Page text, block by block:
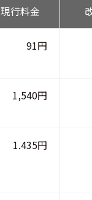
現行料金
91円
1,540円
1.435円